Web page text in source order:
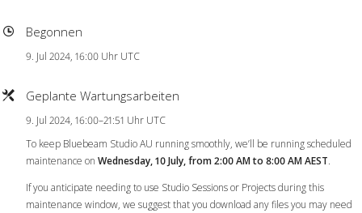
Begonnen
9. Jul 2024, 16:00 Uhr UTC
Geplante Wartungsarbeiten
9. Jul 2024, 16:00–21:51 Uhr UTC
To keep Bluebeam Studio AU running smoothly, we’ll be running scheduled
maintenance on Wednesday, 10 July, from 2:00 AM to 8:00 AM AEST.
If you anticipate needing to use Studio Sessions or Projects during this
maintenance window, we suggest that you download any files you may need